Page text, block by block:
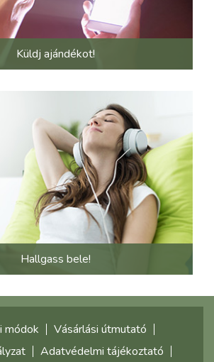
Küldj ajándékot!
Hallgass bele!
módok
Vásárlási útmutató
Adatvédelmi tájékoztató